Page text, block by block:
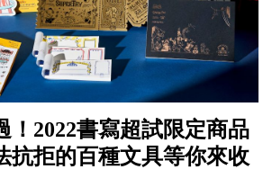
！2022書寫超試限定商品
抗拒的百種文具等你來收